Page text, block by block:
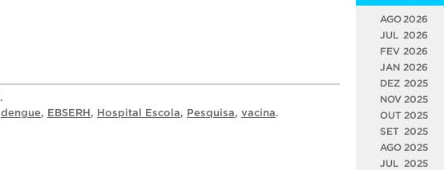
.
dengue, EBSERH, Hospital Escola, Pesquisa, vacina.
AGO 2026
JUL 2026
FEV 2026
JAN 2026
DEZ 2025
NOV 2025
OUT 2025
SET 2025
AGO 2025
JUL
2025